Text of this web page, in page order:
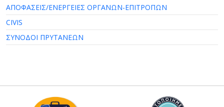
ΑΠΟΦΑΣΕΙΣ/ΕΝΕΡΓΕΙΕΣ ΟΡΓΑΝΩΝ-ΕΠΙΤΡΟΠΩΝ
CIVIS
ΣΥΝΟΔΟΙ ΠΡΥΤΑΝΕΩΝ